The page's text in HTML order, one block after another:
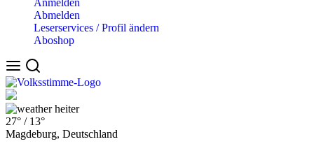
Anmelden
Abmelden
Leserservices / Profil ändern
Aboshop
heiter
27° / 13°
Magdeburg, Deutschland